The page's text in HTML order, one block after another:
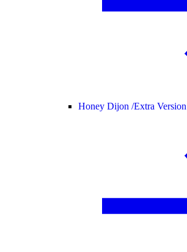
Honey Dijon /Extra Version